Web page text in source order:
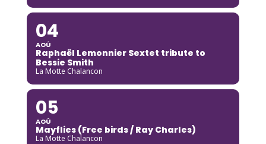
04
AOÛ
Raphaël Lemonnier Sextet tribute to
Bessie Smith
La Motte Chalancon
05
AOÛ
Mayflies (Free birds / Ray Charles)
La Motte Chalancon